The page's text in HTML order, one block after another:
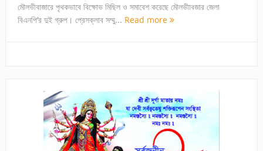
মৌলভীবাজারে পৃথকভাবে বিক্ষোভ মিছিল ও সমাবেশ করেছে মৌলভীাবজার জেলা
বিএনপি’র দুই গ্রুপ। প্রেসক্লাব সম্মু... Read more